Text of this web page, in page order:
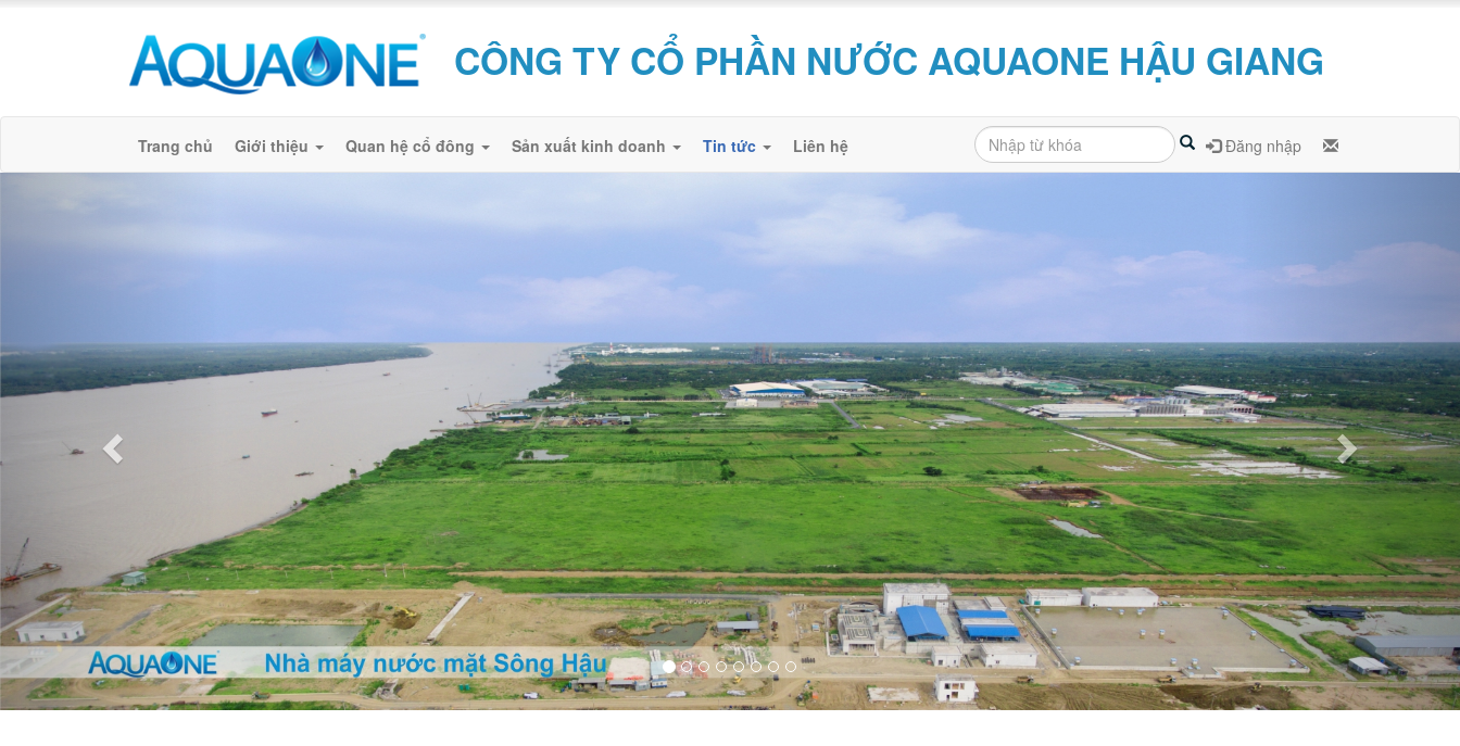
CÔNG TY CỔ PHẦN NƯỚC AQUAONE HẬU GIANG
Trang chủ Giới thiệu Quan hệ cổ đông Sản xuất kinh doanh Tin tức Liên hệ Đăng nhập